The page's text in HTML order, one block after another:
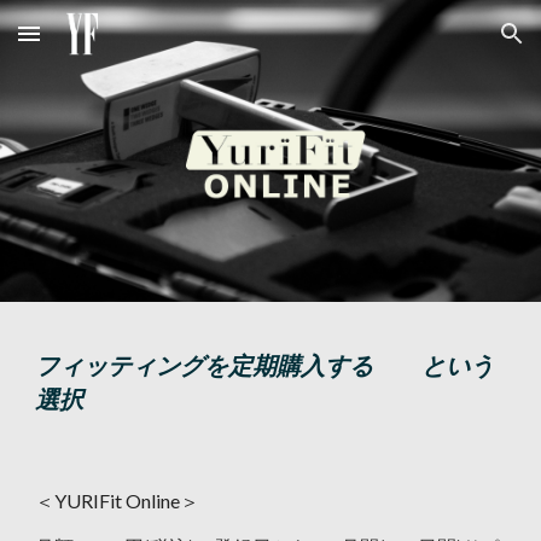
Skip to main content Skip to navigation
フィッティングを定期購入する という
選択
＜YURIFit Online＞